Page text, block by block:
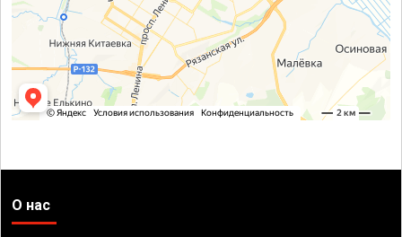
О нас